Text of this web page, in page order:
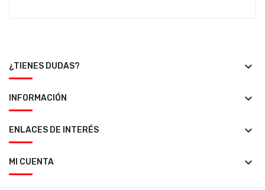
¿TIENES DUDAS? keyboard_arrow_down
INFORMACIÓN keyboard_arrow_down
ENLACES DE INTERÉS keyboard_arrow_down
MI CUENTA keyboard_arrow_down